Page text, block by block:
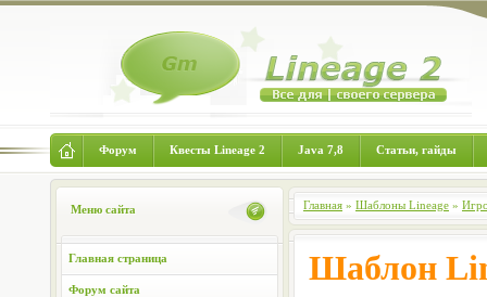
Форум Квесты Lineage 2 Java 7,8 Статьи, гайды
Меню сайта
Главная страница
Форум сайта
Главная » Шаблоны Lineage »
Шаблон